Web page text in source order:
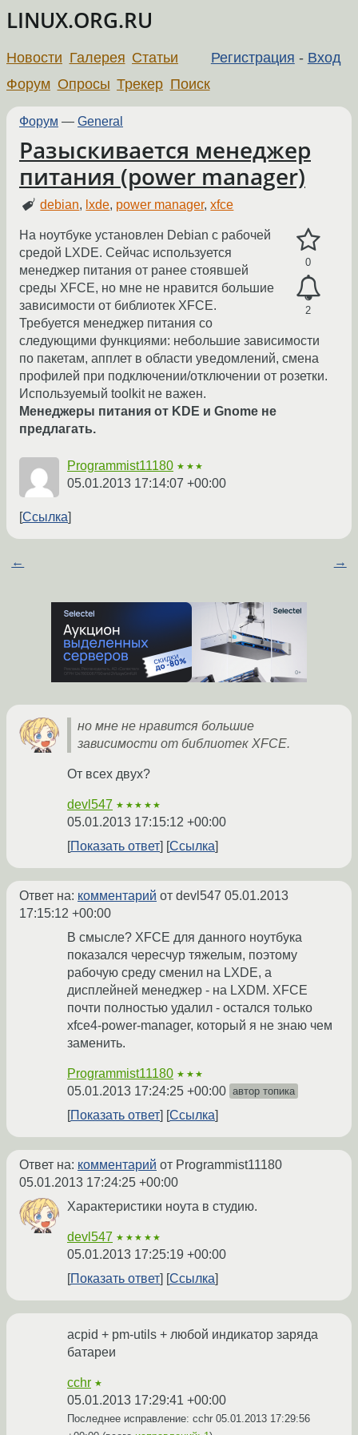
LINUX.ORG.RU
Регистрация - Вход
Новости Галерея Статьи
Форум Опросы Трекер Поиск
Форум — General
Разыскивается менеджер
питания (power manager)
debian, lxde, power manager,xfce
0
2
На ноутбуке установлен Debian с рабочей
средой LXDE. Сейчас используется
менеджер питания от ранее стоявшей
среды XFCE, но мне не нравится большие
зависимости от библиотек XFCE.
Требуется менеджер питания со
следующими функциями: небольшие зависимости
по пакетам, апплет в области уведомлений, смена
профилей при подключении/отключении от розетки.
Используемый toolkit не важен.
Менеджеры питания от KDE и Gnome не
предлагать.
Programmist11180 ★★★
05.01.2013 17:14:07 +00:00
Ссылка
← →
но мне не нравится большие
зависимости от библиотек XFCE.
От всех двух?
devl547 ★★★★★
05.01.2013 17:15:12 +00:00
Показать ответ
Ссылка
Ответ на: комментарий от devl547 05.01.2013
17:15:12 +00:00
В смысле? XFCE для данного ноутбука
показался чересчур тяжелым, поэтому
рабочую среду сменил на LXDE, а
дисплейней менеджер - на LXDM. XFCE
почти полностью удалил - остался только
xfce4-power-manager, который я не знаю чем
заменить.
Programmist11180 ★★★
05.01.2013 17:24:25 +00:00 автор топика
Показать ответ Ссылка
Ответ на: комментарий от Programmist11180
05.01.2013 17:24:25 +00:00
Характеристики ноута в студию.
devl547 ★★★★★
05.01.2013 17:25:19 +00:00
Показать ответ
Ссылка
acpid + pm-utils + любой индикатор заряда
батареи
cchr ★
05.01.2013 17:29:41 +00:00
Последнее исправление: cchr 05.01.2013 17:29:56